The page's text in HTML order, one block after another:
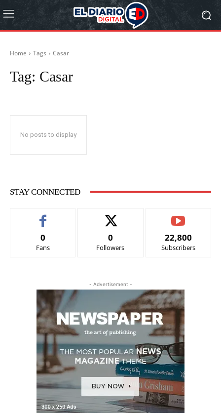
Home Tags Casar
Tag: Casar
No posts to display
STAY CONNECTED
0
Fans
0
Followers
22,800
Subscribers
- Advertisement -